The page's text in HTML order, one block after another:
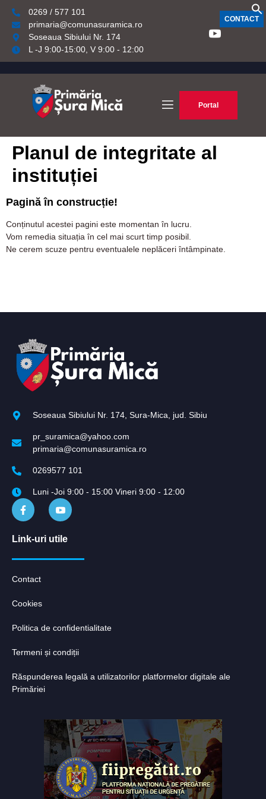
0269 / 577 101
primaria@comunasuramica.ro
Soseaua Sibiului Nr. 174
L -J 9:00-15:00, V 9:00 - 12:00
CONTACT
Portal
Planul de integritate al
instituției
Pagină în construcție!
Conținutul acestei pagini este momentan în lucru.
Vom remedia situația în cel mai scurt timp posibil.
Ne cerem scuze pentru eventualele neplăceri întâmpinate.
Soseaua Sibiului Nr. 174, Sura-Mica, jud. Sibiu
pr_suramica@yahoo.com
primaria@comunasuramica.ro
0269577 101
Luni -Joi 9:00 - 15:00 Vineri 9:00 - 12:00
Link-uri utile
Contact
Cookies
Politica de confidentialitate
Termeni și condiții
Răspunderea legală a utilizatorilor platformelor digitale ale
Primăriei